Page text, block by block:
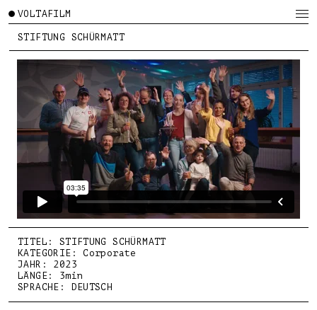
VOLTAFILM
STIFTUNG SCHÜRMATT
TITEL: STIFTUNG SCHÜRMATT
KATEGORIE: Corporate
JAHR: 2023
LÄNGE: 3min
SPRACHE: DEUTSCH